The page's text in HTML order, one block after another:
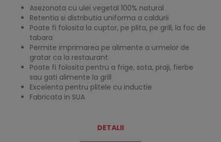
Asezonata cu ulei vegetal 100% natural
Retentia si distributia uniforma a caldurii
Poate fi folosita la cuptor, pe plita, pe grill, la foc de
tabara
Permite imprimarea pe alimente a urmelor de
gratar ca la restaurant
Poate fi folosita pentru a frige, sota, praji, fierbe
sau gati alimente la grill
Excelenta pentru plitele cu inductie
Fabricata in SUA
DETALII